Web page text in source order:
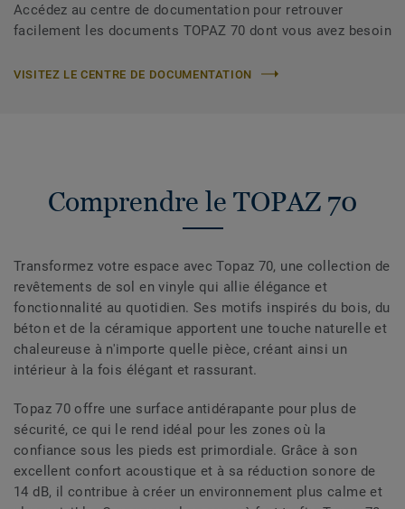
Accédez au centre de documentation pour retrouver
facilement les documents TOPAZ 70 dont vous avez besoin
VISITEZ LE CENTRE DE DOCUMENTATION
Comprendre le TOPAZ 70
Transformez votre espace avec Topaz 70, une collection de
revêtements de sol en vinyle qui allie élégance et
fonctionnalité au quotidien. Ses motifs inspirés du bois, du
béton et de la céramique apportent une touche naturelle et
chaleureuse à n'importe quelle pièce, créant ainsi un
intérieur à la fois élégant et rassurant.
Topaz 70 offre une surface antidérapante pour plus de
sécurité, ce qui le rend idéal pour les zones où la
confiance sous les pieds est primordiale. Grâce à son
excellent confort acoustique et à sa réduction sonore de
14 dB, il contribue à créer un environnement plus calme et